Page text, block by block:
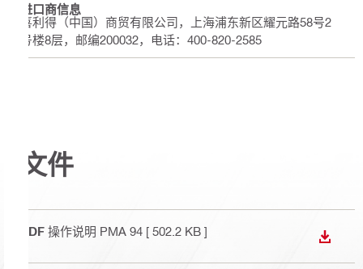
进口商信息
喜利得（中国）商贸有限公司，上海浦东新区耀元路58号2
号楼8层，邮编200032，电话：400-820-2585
文件
PDF 操作说明 PMA 94 [ 502.2 KB ]
下载